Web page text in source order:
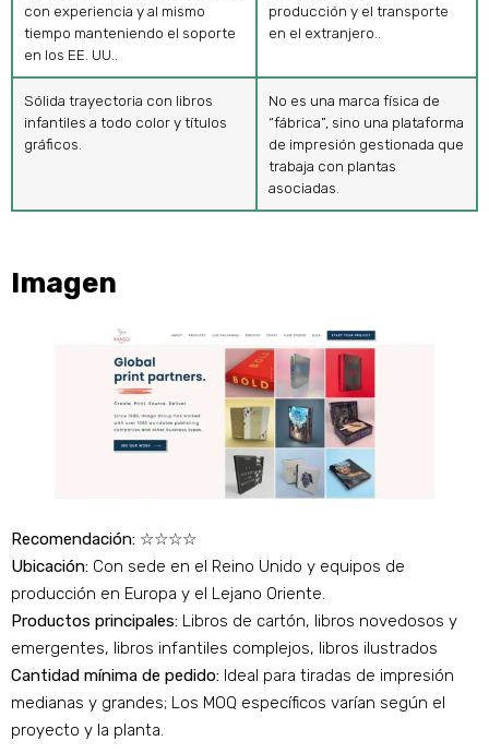
con experiencia y al mismo
tiempo manteniendo el soporte
en los EE. UU..
producción y el transporte
en el extranjero..
Sólida trayectoria con libros
infantiles a todo color y títulos
gráficos.
No es una marca física de
“fábrica”, sino una plataforma
de impresión gestionada que
trabaja con plantas
asociadas.
Imagen
Recomendación: ☆☆☆☆
Ubicación: Con sede en el Reino Unido y equipos de
producción en Europa y el Lejano Oriente.
Productos principales: Libros de cartón, libros novedosos y
emergentes, libros infantiles complejos, libros ilustrados
Cantidad mínima de pedido: Ideal para tiradas de impresión
medianas y grandes; Los MOQ específicos varían según el
proyecto y la planta.